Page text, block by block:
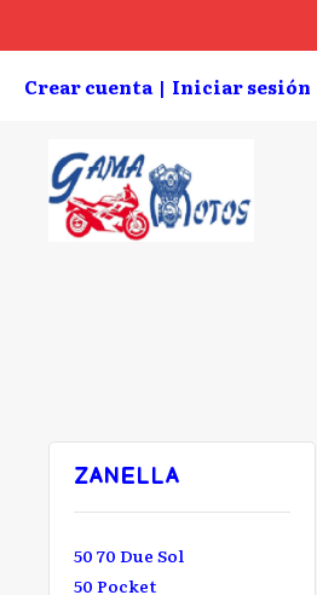
Crear cuenta | Iniciar sesión
ZANELLA
50 70 Due Sol
50 Pocket